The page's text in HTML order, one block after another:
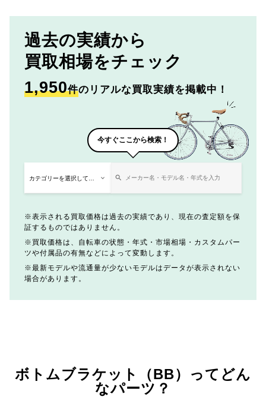
過去の実績から
買取相場をチェック
1,950件のリアルな買取実績を掲載中！
今すぐここから検索！
表示される買取価格は過去の実績であり、現在の査定額を保
証するものではありません。
買取価格は、自転車の状態・年式・市場相場・カスタムパー
ツや付属品の有無などによって変動します。
最新モデルや流通量が少ないモデルはデータが表示されない
場合があります。
ボトムブラケット（BB）ってどん
なパーツ？